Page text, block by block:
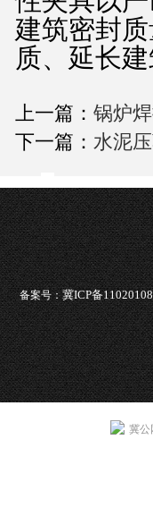
建筑密封
质、延长
上一篇： 锅炉
下一篇： 水泥
备案号：冀ICP备
冀公